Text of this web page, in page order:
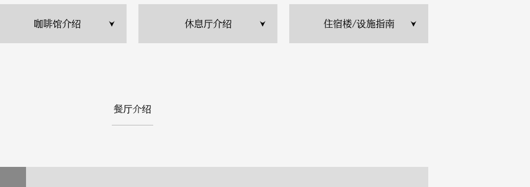
咖啡馆介绍 休息厅介绍 住宿楼/设施指南
餐厅介绍